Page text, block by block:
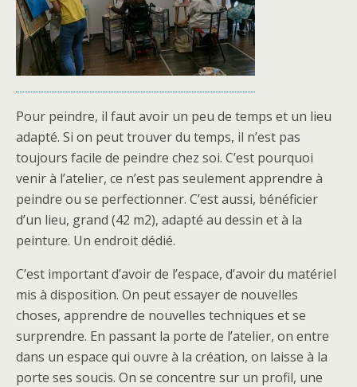
Pour peindre, il faut avoir un peu de temps et un lieu
adapté. Si on peut trouver du temps, il n’est pas
toujours facile de peindre chez soi. C’est pourquoi
venir à l’atelier, ce n’est pas seulement apprendre à
peindre ou se perfectionner. C’est aussi, bénéficier
d’un lieu, grand (42 m2), adapté au dessin et à la
peinture. Un endroit dédié.
C’est important d’avoir de l’espace, d’avoir du matériel
mis à disposition. On peut essayer de nouvelles
choses, apprendre de nouvelles techniques et se
surprendre. En passant la porte de l’atelier, on entre
dans un espace qui ouvre à la création, on laisse à la
porte ses soucis. On se concentre sur un profil, une